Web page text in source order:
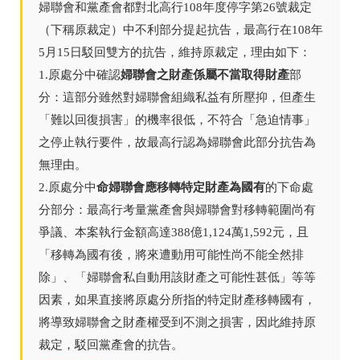
婦聯會和黨產會都對北高行108年度停字第26號裁定
（下稱原裁定）中不利部分提起抗告，最高行在108年
5月15日駁回雙方的抗告，維持原裁定，理由如下：
1.原處分中確認婦聯會之財產係屬不當取得財產部
分：這部分雖然對婦聯會組織私益有所壓抑，但產生
「難以回復損害」的機率很低，不符合「急迫情事」
之停止執行要件，故最高行認為婦聯會此部分抗告為
無理由。
2.原處分中命婦聯會應移轉特定財產為國有的下命處
分部分：最高行考量黨產會與婦聯會對移轉範圍尚有
爭議、本案執行金額高達388億1,124萬1,592元，且
「移轉為國有後，將來遭動用可能性尚不能全然排
除」、「婦聯會私自動用該財產之可能性甚低」等等
因素，如果直接將原處分所指的特定財產移轉國有，
將導致婦聯會之財產權受到不測之損害，因此維持原
裁定，駁回黨產會的抗告。